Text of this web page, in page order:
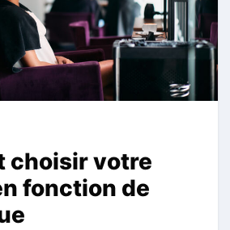
choisir votre
fonction de